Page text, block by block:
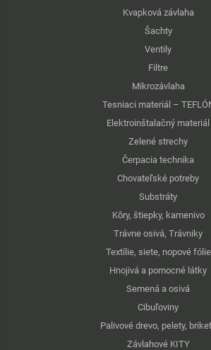
Kvapková závlaha
Šachty
Ventily
Filtre
Mikrozávlaha
Tesniaci materiál –
Elektroinštalačný materiál
Zelené strechy
Čerpacia technika
Chovateľské potreby
Substráty
Kôry, štiepky, kamenivo
Trávne osivá, Trávniky
Textílie, siete, nopové fólie
Hnojivá a pomocné látky
Semená a osivá
Cibuľoviny
Palivové drevo, pelety,
Závlahové KITY